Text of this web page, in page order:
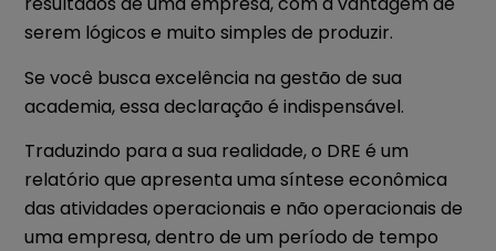
serem lógicos e muito simples de produzir.
Se você busca excelência na gestão de sua
academia, essa declaração é indispensável.
Traduzindo para a sua realidade, o DRE é um
relatório que apresenta uma síntese econômica
das atividades operacionais e não operacionais de
uma empresa, dentro de um período de tempo